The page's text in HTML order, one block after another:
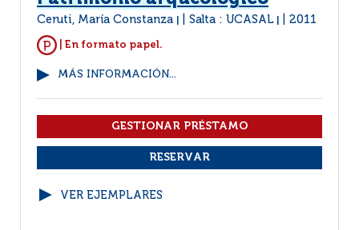
Ceruti, María Constanza Salta : UCASAL 2011
| En formato papel.
MÁS INFORMACIÓN...
VER EJEMPLARES